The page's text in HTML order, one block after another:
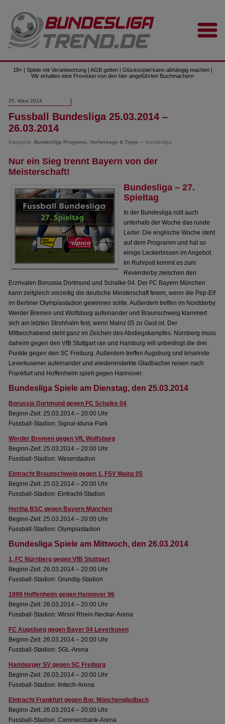
18+ | Spiele mit Verantwortung | AGB gelten | Glücksspiel kann abhängig machen |
Wir erhalten eine Provision von den hier angeführten Buchmachern
25. März 2014
Fussball Bundesliga 25.03.2014 –
26.03.2014
Kategorie: Bundesliga Prognose, Vorhersage & Tipps — bundesliga
Nur ein Sieg trennt Bayern von der
Meisterschaft!
Bundesliga – 27.
Spieltag
In der Bundesliga rollt auch
unterhalb der Woche das runde
Leder. Die englische Woche steht
auf dem Programm und hat so
einige Leckerbissen im Angebot.
Im Ruhrpott kommt es zum
Revierderby zwischen den
Erzrivalen Borussia Dortmund und Schalke 04. Der FC Bayern München
kann zeitgleich vorzeitig die deutsche Meisterschaft feiern, wenn die Pep-Elf
im Berliner Olympiastadion gewinnen sollte. Außerdem treffen im Nordderby
Werder Bremen und Wolfsburg aufeinander und Braunschweig klammert
sich am letzten Strohhalm fest, wenn Mainz 05 zu Gast ist. Der
Mittwochabend steht ganz im Zeichen des Abstiegskampfes. Nürnberg muss
daheim gegen den VfB Stuttgart ran und Hamburg will unbedingt die drei
Punkte gegen den SC Freiburg. Außerdem treffen Augsburg und kriselnde
Leverkusener aufeinander und wiedererstarkte Gladbacher reisen nach
Frankfurt und Hoffenheim spielt gegen Hannover.
Bundesliga Spiele am Dienstag, den 25.03.2014
Borussia Dortmund gegen FC Schalke 04
Beginn-Zeit: 25.03.2014 – 20:00 Uhr
Fussball-Stadion: Signal-Iduna-Park
Werder Bremen gegen VfL Wolfsburg
Beginn-Zeit: 25.03.2014 – 20:00 Uhr
Fussball-Stadion: Weserstadion
Eintracht Braunschweig gegen 1. FSV Mainz 05
Beginn-Zeit: 25.03.2014 – 20:00 Uhr
Fussball-Stadion: Eintracht-Stadion
Hertha BSC gegen Bayern München
Beginn-Zeit: 25.03.2014 – 20:00 Uhr
Fussball-Stadion: Olympiastadion
Bundesliga Spiele am Mittwoch, den 26.03.2014
1. FC Nürnberg gegen VfB Stuttgart
Beginn-Zeit: 26.03.2014 – 20:00 Uhr
Fussball-Stadion: Grundig-Stadion
1899 Hoffenheim gegen Hannover 96
Beginn-Zeit: 26.03.2014 – 20:00 Uhr
Fussball-Stadion: Wirsol Rhein-Neckar-Arena
FC Augsburg gegen Bayer 04 Leverkusen
Beginn-Zeit: 26.03.2014 – 20:00 Uhr
Fussball-Stadion: SGL-Arena
Hamburger SV gegen SC Freiburg
Beginn-Zeit: 26.03.2014 – 20:00 Uhr
Fussball-Stadion: Imtech-Arena
Eintracht Frankfurt gegen Bor. Mönchengladbach
Beginn-Zeit: 26.03.2014 – 20:00 Uhr
Fussball-Stadion: Commerzbank-Arena